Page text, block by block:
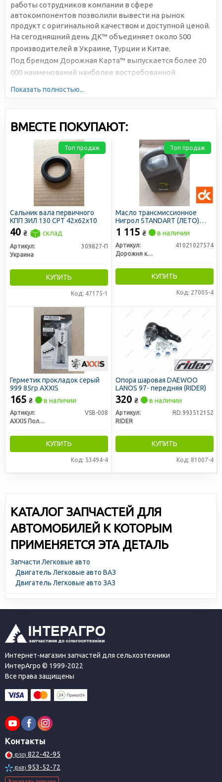
работы сотрудников компании в сфере
автокомпонентов позволили вывести на рынок
продукт с оригинальной качеством и доступной ценой.
На сегодняшний день ДК™ объединяет около 500
производителей в Украине, Турции и Китае.
Под брендом Дорожная Карта™ выпускается более 20
000 наименований наиболее востребованной
Показать полностью...
ВМЕСТЕ ПОКУПАЮТ:
Сальник вала первичного
КПП ЗИЛ 130 СРТ 42х62х10
40 ₴ склад
Артикул:
309827-П
Украина
КУПИТЬ
Код: 47175-1
Топ продаж
Масло трансмиссионное
Нигрол STANDART (ЛЕТО)
ТЭП-15В SAE 90 GL-1
(канистра 10л/7,35кг) (ДК)
1 115 ₴ в наличии
Артикул:
41021027574
Дорожня карта
КУПИТЬ
Код: 27005-4
Топ продаж
Герметик прокладок серый
999 85гр AXXIS
165 ₴ в наличии
Артикул:
VSB-008
AXXIS Польша
КУПИТЬ
Код: 53494-4
Опора шаровая DAEWOO
LANOS 97- передняя (RIDER)
320 ₴ в наличии
Артикул:
RD.993512152
RIDER
КУПИТЬ
Код: 81007-4
КАТАЛОГ ЗАПЧАСТЕЙ ДЛЯ
АВТОМОБИЛЕЙ К КОТОРЫМ
ПРИМЕНЯЕТСЯ ЭТА ДЕТАЛЬ
Запчасти Легковые авто
Двигатель Легковые авто ВАЗ
Двигатель Легковые авто ЗАЗ
Интернет-магазин запчастей для сельхозтехники
ИнтерАгро © 1999-2022
Все права защищены
Контакты
(050) 822-42-95
(068) 953-52-72